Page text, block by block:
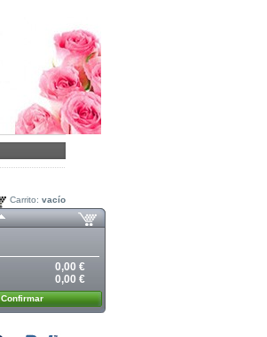
Carrito: vacío
0,00 €
0,00 €
Confirmar